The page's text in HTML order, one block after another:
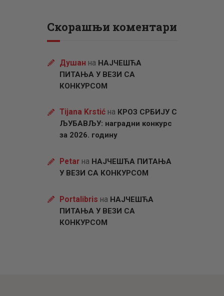
Скорашњи коментари
Душан на НАЈЧЕШЋА
ПИТАЊА У ВЕЗИ СА
КОНКУРСОМ
Tijana Krstićна КРОЗ СРБИЈУ С
ЉУБАВЉУ: наградни конкурс
за 2026. годину
Petarна НАЈЧЕШЋА ПИТАЊА
У ВЕЗИ СА КОНКУРСОМ
Portalibris на НАЈЧЕШЋА
ПИТАЊА У ВЕЗИ СА
КОНКУРСОМ